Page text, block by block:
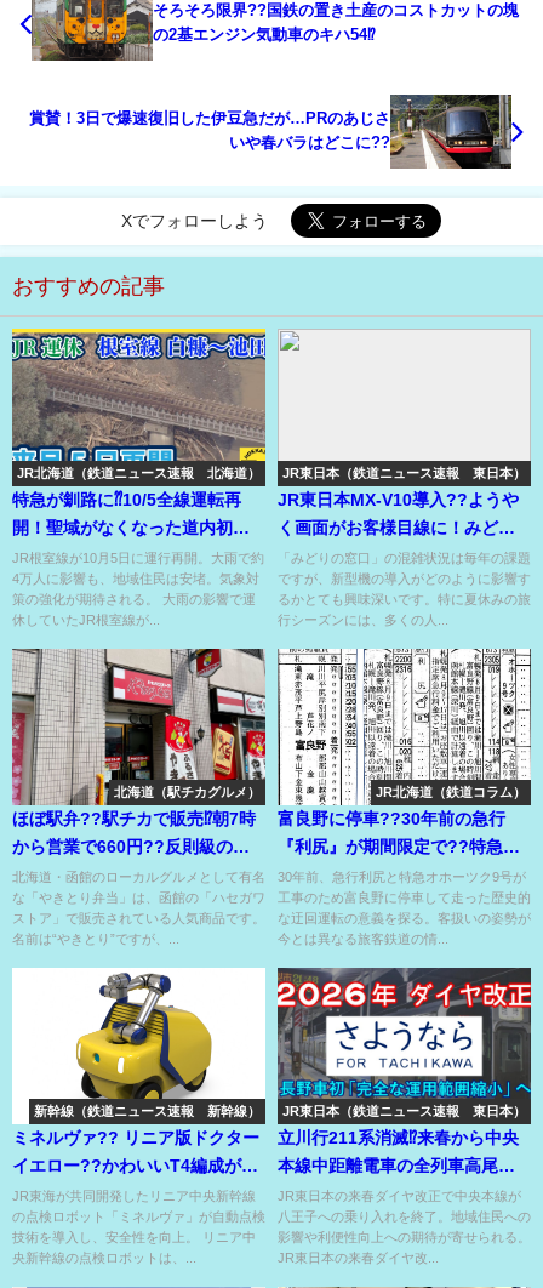
そろそろ限界??国鉄の置き土産のコストカットの塊
の2基エンジン気動車のキハ54⁉
賞賛！3日で爆速復旧した伊豆急だが…PRのあじさ
いや春バラはどこに??
Xでフォローしよう
おすすめの記事
JR北海道（鉄道ニュース速報 北海道）
特急が釧路に⁇10/5全線運転再
開！聖域がなくなった道内初の
線状降水帯の蹂躙からの復活!?
JR根室線が10月5日に運行再開。大雨で約
4万人に影響も、地域住民は安堵。気象対
策の強化が期待される。 大雨の影響で運
休していたJR根室線が...
JR東日本（鉄道ニュース速報 東日本）
JR東日本MX-V10導入??ようや
く画面がお客様目線に！みどり
の窓口の混雑緩和の救世主??
「みどりの窓口」の混雑状況は毎年の課題
ですが、新型機の導入がどのように影響す
るかとても興味深いです。特に夏休みの旅
行シーズンには、多くの人...
北海道（駅チカグルメ）
ほぼ駅弁??駅チカで販売⁉朝7時
から営業で660円??反則級の豚
肉なのにやきとり丼??
北海道・函館のローカルグルメとして有名
な「やきとり弁当」は、函館の「ハセガワ
ストア」で販売されている人気商品です。
名前は“やきとり”ですが、...
JR北海道（鉄道コラム）
富良野に停車??30年前の急行
『利尻』が期間限定で??特急オ
ホーツク9号も??
30年前、急行利尻と特急オホーツク9号が
工事のため富良野に停車して走った歴史的
な迂回運転の意義を探る。客扱いの姿勢が
今とは異なる旅客鉄道の情...
新幹線（鉄道ニュース速報 新幹線）
ミネルヴァ?? リニア版ドクター
イエロー??かわいいT4編成がリ
ニアの設備を駆け巡る??
JR東海が共同開発したリニア中央新幹線
の点検ロボット「ミネルヴァ」が自動点検
技術を導入し、安全性を向上。 リニア中
央新幹線の点検ロボットは、...
JR東日本（鉄道ニュース速報 東日本）
立川行211系消滅⁉来春から中央
本線中距離電車の全列車高尾発
着決定！
JR東日本の来春ダイヤ改正で中央本線が
八王子への乗り入れを終了。地域住民への
影響や利便性向上への期待が寄せられる。
JR東日本の来春ダイヤ改...